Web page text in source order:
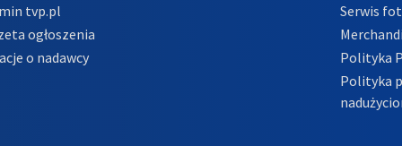
tvp.pl
ogłoszenia
o nadawcy
Serwis
Polityka
Polityka